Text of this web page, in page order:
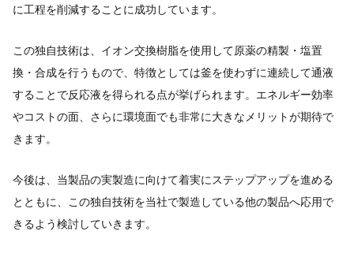
に工程を削減することに成功しています。
この独自技術は、イオン交換樹脂を使用して原薬の精製・塩置
換・合成を行うもので、特徴としては釜を使わずに連続して通液
することで反応液を得られる点が挙げられます。エネルギー効率
やコストの面、さらに環境面でも非常に大きなメリットが期待で
きます。
今後は、当製品の実製造に向けて着実にステップアップを進める
とともに、この独自技術を当社で製造している他の製品へ応用で
きるよう検討していきます。